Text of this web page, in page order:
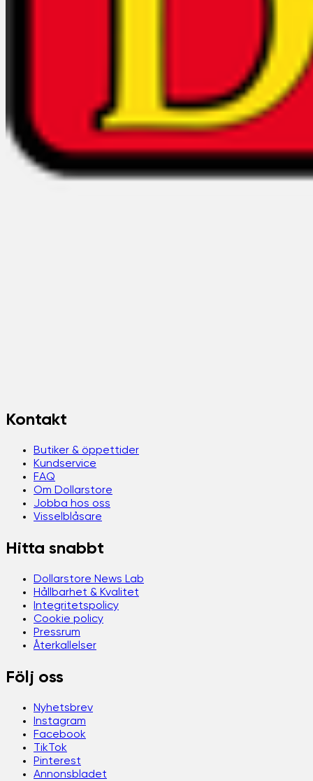
Kontakt
Butiker & öppettider
Kundservice
FAQ
Om Dollarstore
Jobba hos oss
Visselblåsare
Hitta snabbt
Dollarstore News Lab
Hållbarhet & Kvalitet
Integritetspolicy
Cookie policy
Pressrum
Återkallelser
Följ oss
Nyhetsbrev
Instagram
Facebook
TikTok
Pinterest
Annonsbladet